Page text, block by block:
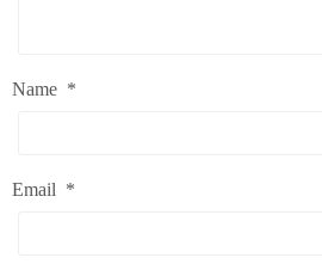
Name *
Email *